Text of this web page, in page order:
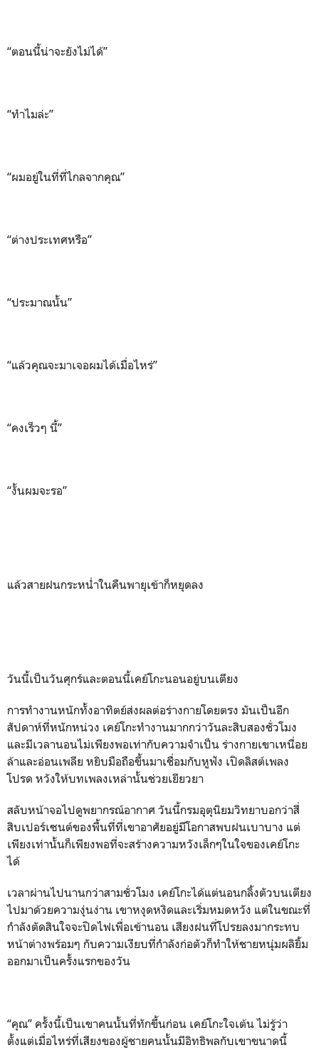
“ตอนนี้น่าจะยังไม่ได้”
“ทำไมล่ะ”
“ผมอยู่ในที่ที่ไกลจากคุณ”
“ต่างประเทศหรือ”
“ประมาณนั้น”
“แล้วคุณจะมาเจอผมได้เมื่อไหร่”
“คงเร็วๆ นี้”
“งั้นผมจะรอ”
แล้วสายฝนกระหน่ำในคืนพายุเข้าก็หยุดลง
วันนี้เป็นวันศุกร์และตอนนี้เคย์โกะนอนอยู่บนเตียง
การทำงานหนักทั้งอาทิตย์ส่งผลต่อร่างกายโดยตรง มันเป็นอีก
สัปดาห์ที่หนักหน่วง เคย์โกะทำงานมากกว่าวันละสิบสองชั่วโมง
และมีเวลานอนไม่เพียงพอเท่ากับความจำเป็น ร่างกายเขาเหนื่อย
ล้าและอ่อนเพลีย หยิบมือถือขึ้นมาเชื่อมกับหูฟัง เปิดลิสต์เพลง
โปรด หวังให้บทเพลงเหล่านั้นช่วยเยียวยา
สลับหน้าจอไปดูพยากรณ์อากาศ วันนี้กรมอุตุนิยมวิทยาบอกว่าสี่
สิบเปอร์เซนต์ของพื้นที่ที่เขาอาศัยอยู่มีโอกาสพบฝนเบาบาง แต่
เพียงเท่านั้นก็เพียงพอที่จะสร้างความหวังเล็กๆในใจของเคย์โกะ
ได้
เวลาผ่านไปนานกว่าสามชั่วโมง เคย์โกะได้แต่นอนกลิ้งตัวบนเตียง
ไปมาด้วยความงุ่นง่าน เขาหงุดหงิดและเริ่มหมดหวัง แต่ในขณะที่
กำลังตัดสินใจจะปิดไฟเพื่อเข้านอน เสียงฝนที่โปรยลงมากระทบ
หน้าต่างพร้อมๆ กับความเงียบที่กำลังก่อตัวก็ทำให้ชายหนุ่มผลิยิ้ม
ออกมาเป็นครั้งแรกของวัน
“คุณ” ครั้งนี้เป็นเขาคนนั้นที่ทักขึ้นก่อน เคย์โกะใจเต้น ไม่รู้ว่า
ตั้งแต่เมื่อไหร่ที่เสียงของผู้ชายคนนั้นมีอิทธิพลกับเขาขนาดนี้